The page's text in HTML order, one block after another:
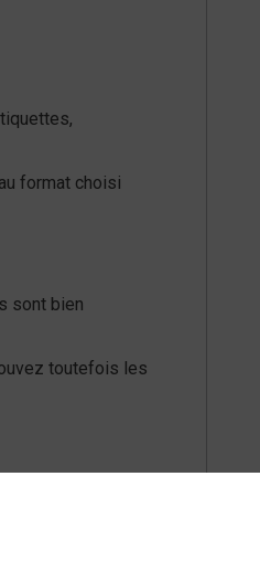
format choisi
sont bien
toutefois les